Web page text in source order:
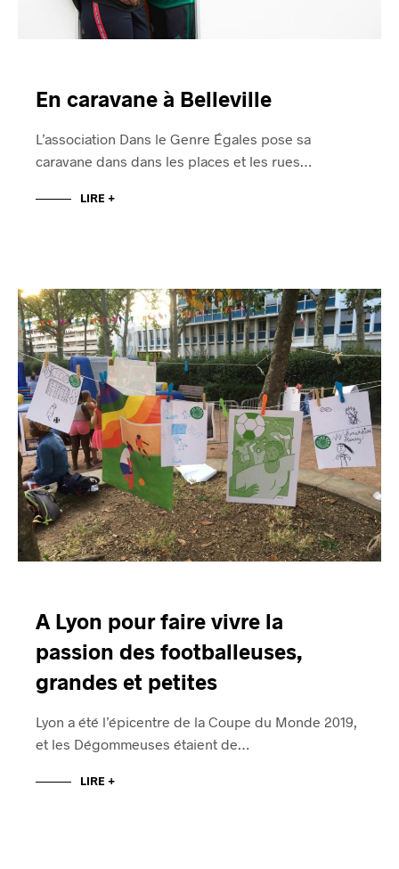
En caravane à Belleville
L’association Dans le Genre Égales pose sa
caravane dans dans les places et les rues…
LIRE +
A Lyon pour faire vivre la
passion des footballeuses,
grandes et petites
Lyon a été l’épicentre de la Coupe du Monde 2019,
et les Dégommeuses étaient de…
LIRE +